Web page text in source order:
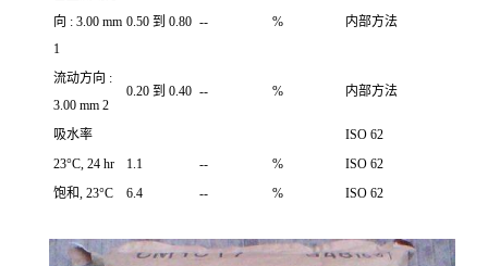
向 : 3.00 mm
1
0.50 到 0.80 -- % 内部方法
流动方向 :
3.00 mm 2
0.20 到 0.40 -- % 内部方法
吸水率
ISO 62
23°C, 24 hr
1.1 -- %
ISO 62
饱和, 23°C
6.4 -- % ISO 62